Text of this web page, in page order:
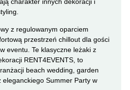
charakter innych dekoracji i
z regulowanym oparciem
przestrzeń chillout dla gości
eventu. Te klasyczne leżaki z
RENT4EVENTS, to
beach wedding, garden
eleganckiego Summer Party w